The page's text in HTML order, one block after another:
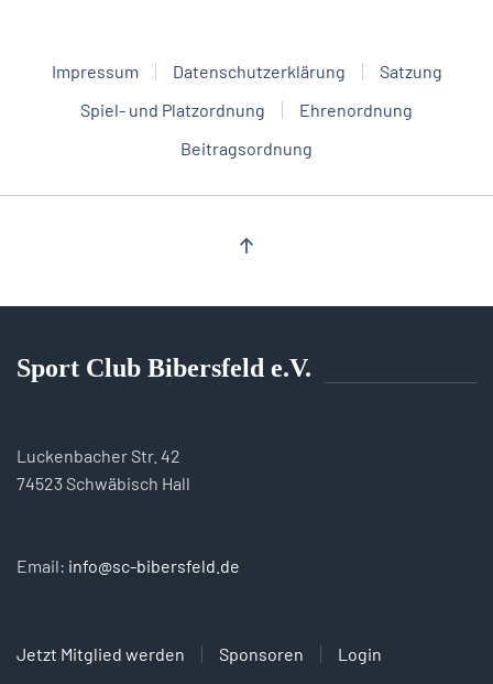
Impressum Datenschutzerklärung
Satzung
Spiel- und Platzordnung
Ehrenordnung
Beitragsordnung
Sport Club Bibersfeld e.V.
Luckenbacher Str. 42
74523 Schwäbisch Hall
Email: info@sc-bibersfeld.de
Jetzt Mitglied werden Sponsoren Login